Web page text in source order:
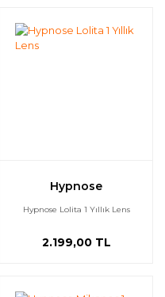
Hypnose
Hypnose Lolita 1 Yıllık Lens
2.199,00 TL